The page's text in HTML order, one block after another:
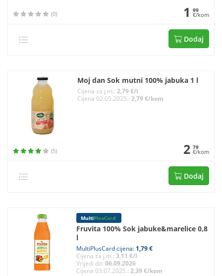
(0) 1 99
€/kom
Dodaj
Moj dan Sok mutni 100% jabuka 1 l
Cijena za j.m.: 2,79 €/l
Cijena 02.05.2025.: 2,79 €/kom
(5) 2 79
€/kom
Dodaj
MultiPlusCard
Fruvita 100% Sok jabuke&marelice 0,8
l
MultiPlusCard cijena: 1,79 €
Cijena za j.m.: 3,11 €/l
Vrijedi do: 06.09.2026
Cijena 03.07.2025.: 2,39 €/kom